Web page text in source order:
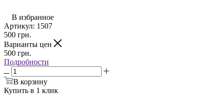
В избранное
Артикул: 1507
500 грн.
Варианты цен
500 грн.
Подробности
В корзину
Купить в 1 клик